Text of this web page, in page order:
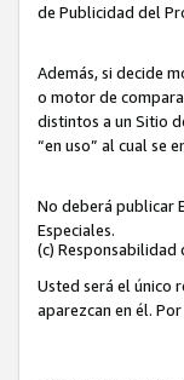
de Publicidad del
Además, si decide
o motor de
distintos a un Sitio
“en uso” al cual se
No deberá publicar
Especiales.
(c) Responsabilidad
Usted será el único
aparezcan en él.